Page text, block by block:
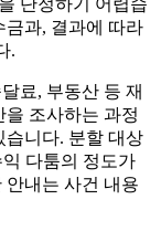
단정하기 어렵습
금과, 결과에 따라
.
료, 부동산 등 재
조사하는 과정
습니다. 분할 대상
다툼의 정도가
안내는 사건 내용